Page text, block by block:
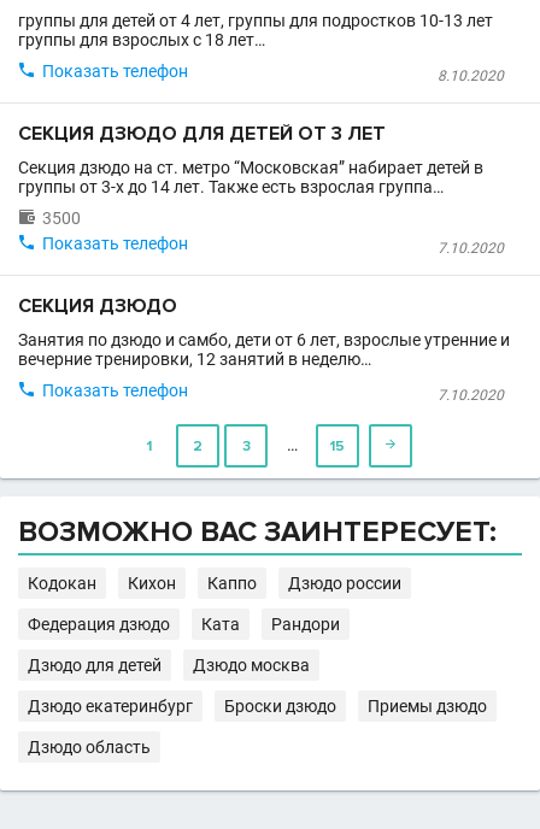
группы для детей от 4 лет, группы для подростков 10-13 лет
группы для взрослых с 18 лет…
8.10.2020
 Показать телефон
СЕКЦИЯ ДЗЮДО ДЛЯ ДЕТЕЙ ОТ 3 ЛЕТ
Секция дзюдо на ст. метро “Московская” набирает детей в
группы от 3-х до 14 лет. Также есть взрослая группа…
 3500
7.10.2020
 Показать телефон
СЕКЦИЯ ДЗЮДО
Занятия по дзюдо и самбо, дети от 6 лет, взрослые утренние и
вечерние тренировки, 12 занятий в неделю…
7.10.2020
 Показать телефон
1 2 3 … 15 
ВОЗМОЖНО ВАС ЗАИНТЕРЕСУЕТ:
Кодокан Кихон Каппо Дзюдо россии
Федерация дзюдо Ката Рандори
Дзюдо для детей Дзюдо москва
Дзюдо екатеринбург Броски дзюдо Приемы дзюдо
Дзюдо область